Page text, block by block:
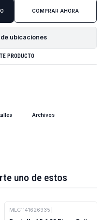
COMPRAR AHORA
ubicaciones
PRODUCTO
Archivos
uno de estos
MLC1141626935